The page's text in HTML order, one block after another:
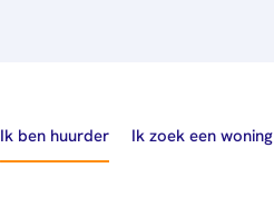
Ik ben huurder Ik zoek een woning